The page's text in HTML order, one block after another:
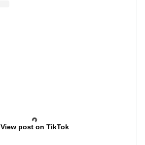
View post on TikTok